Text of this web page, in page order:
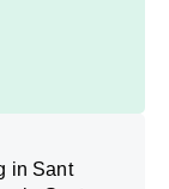
in Sant